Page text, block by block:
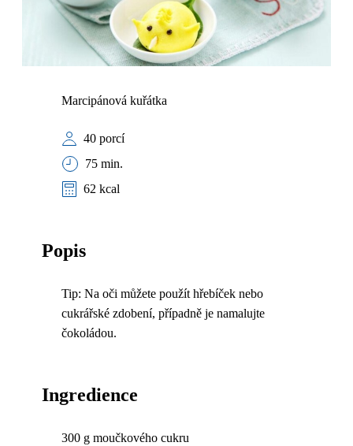
Marcipánová kuřátka
40 porcí
75 min.
62 kcal
Popis
Tip: Na oči můžete použít hřebíček nebo
cukrářské zdobení, případně je namalujte
čokoládou.
Ingredience
300 g moučkového cukru